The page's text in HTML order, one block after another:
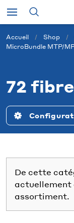
Accueil Shop
MicroBundle MTP/
72
De cette
actuellement
assortiment.